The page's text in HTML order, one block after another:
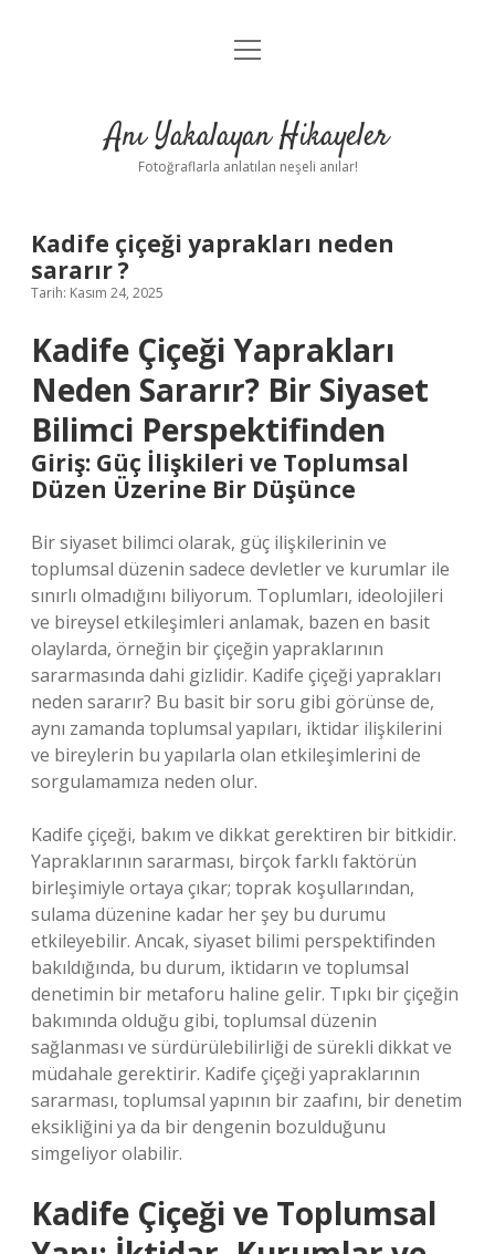
Anasayfa
Yasal Uyarı
menüyü
Anı Yakalayan Hikayeler
Fotoğraflarla anlatılan neşeli anılar!
Kadife çiçeği yaprakları neden
sararır ?
Tarih: Kasım 24, 2025
Kadife Çiçeği Yaprakları
Neden Sararır? Bir Siyaset
Bilimci Perspektifinden
Giriş: Güç İlişkileri ve Toplumsal
Düzen Üzerine Bir Düşünce
Bir siyaset bilimci olarak, güç ilişkilerinin ve
toplumsal düzenin sadece devletler ve kurumlar ile
sınırlı olmadığını biliyorum. Toplumları, ideolojileri
ve bireysel etkileşimleri anlamak, bazen en basit
olaylarda, örneğin bir çiçeğin yapraklarının
sararmasında dahi gizlidir. Kadife çiçeği yaprakları
neden sararır? Bu basit bir soru gibi görünse de,
aynı zamanda toplumsal yapıları, iktidar ilişkilerini
ve bireylerin bu yapılarla olan etkileşimlerini de
sorgulamamıza neden olur.
Kadife çiçeği, bakım ve dikkat gerektiren bir bitkidir.
Yapraklarının sararması, birçok farklı faktörün
birleşimiyle ortaya çıkar; toprak koşullarından,
sulama düzenine kadar her şey bu durumu
etkileyebilir. Ancak, siyaset bilimi perspektifinden
bakıldığında, bu durum, iktidarın ve toplumsal
denetimin bir metaforu haline gelir. Tıpkı bir çiçeğin
bakımında olduğu gibi, toplumsal düzenin
sağlanması ve sürdürülebilirliği de sürekli dikkat ve
müdahale gerektirir. Kadife çiçeği yapraklarının
sararması, toplumsal yapının bir zaafını, bir denetim
eksikliğini ya da bir dengenin bozulduğunu
simgeliyor olabilir.
Kadife Çiçeği ve Toplumsal